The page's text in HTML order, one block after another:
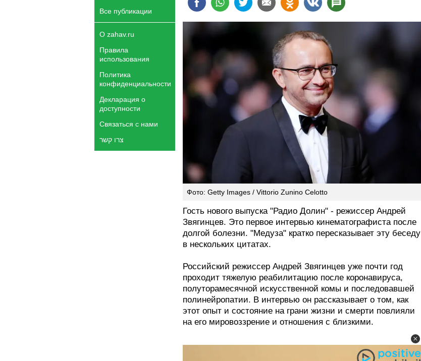
Все публикации
О zahav.ru
Правила
использования
Политика
конфиденциальности
Декларация о
доступности
Связаться с нами
צרו קשר
Фото: Getty Images / Vittorio Zunino Celotto
Гость нового выпуска "Радио Долин" - режиссер Андрей
Звягинцев. Это первое интервью кинематографиста после
долгой болезни. "Медуза" кратко пересказывает эту беседу
в нескольких цитатах.
Российский режиссер Андрей Звягинцев уже почти год
проходит тяжелую реабилитацию после коронавируса,
полуторамесячной искусственной комы и последовавшей
полинейропатии. В интервью он рассказывает о том, как
этот опыт и состояние на грани жизни и смерти повлияли
на его мировоззрение и отношения с близкими.